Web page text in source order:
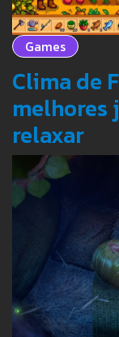
Games
Clima de
melhores
relaxar